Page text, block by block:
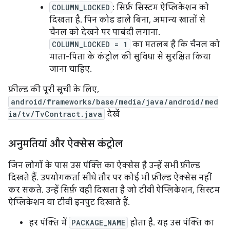
COLUMN_LOCKED : सिर्फ़ सिस्टम ऐप्लिकेशन को
दिखता है. पिन कोड डाले बिना, अमान्य खातों से
चैनल को देखने पर पाबंदी लगाना.
COLUMN_LOCKED = 1
का मतलब है कि चैनल को
माता-पिता के कंट्रोल की सुविधा से सुरक्षित किया
जाना चाहिए.
फ़ील्ड की पूरी सूची के लिए,
android/frameworks/base/media/java/android/med
ia/tv/TvContract.java देखें
अनुमतियां और ऐक्सेस कंट्रोल
जिन लोगों के पास उस पंक्ति का ऐक्सेस है उन्हें सभी फ़ील्ड
दिखते हैं. उपयोगकर्ता सीधे तौर पर कोई भी फ़ील्ड ऐक्सेस नहीं
कर सकते. उन्हें सिर्फ़ वही दिखता है जो टीवी ऐप्लिकेशन, सिस्टम
ऐप्लिकेशन या टीवी इनपुट दिखाते हैं.
हर पंक्ति में PACKAGE_NAME होता है. यह उस पंक्ति का